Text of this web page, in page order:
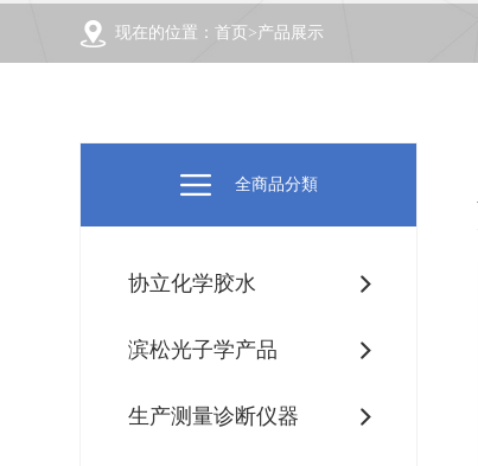
现在的位置：首页>产品展示
全商品分類
协立化学胶水
滨松光子学产品
生产测量诊断仪器